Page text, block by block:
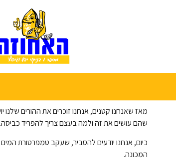
מאז שאנחנו קטנים, אנחנו זוכרים את ההורים
שהם עושים את זה ולמה בעצם צריך להפריד כביסה.
כיום, אנחנו יודעים להסביר, שעקב טמפרטורת
המכונה.